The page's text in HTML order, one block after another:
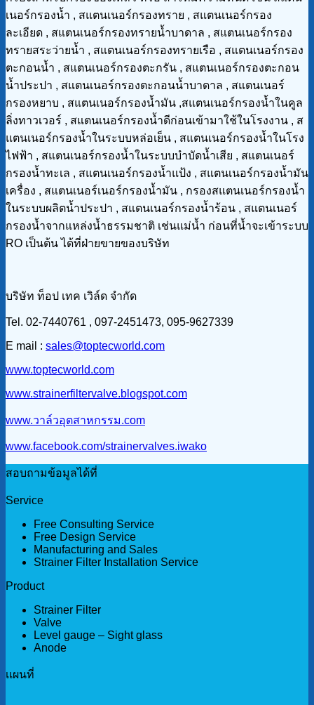
เนอร์กรองน้ำ , สแตนเนอร์กรองทราย , สแตนเนอร์กรอง
ละเอียด , สแตนเนอร์กรองทรายน้ำบาดาล , สแตนเนอร์กรอง
ทรายสระว่ายน้ำ , สแตนเนอร์กรองทรายเรือ , สแตนเนอร์กรอง
ตะกอนน้ำ , สแตนเนอร์กรองตะกรัน , สแตนเนอร์กรองตะกอน
น้ำประปา , สแตนเนอร์กรองตะกอนน้ำบาดาล , สแตนเนอร์
กรองหยาบ , สแตนเนอร์กรองน้ำมัน ,สแตนเนอร์กรองน้ำในคูล
ลิ่งทาวเวอร์ , สแตนเนอร์กรองน้ำดีก่อนเข้ามาใช้ในโรงงาน , ส
แตนเนอร์กรองน้ำในระบบหล่อเย็น , สแตนเนอร์กรองน้ำในโรง
ไฟฟ้า , สแตนเนอร์กรองน้ำในระบบบำบัดน้ำเสีย , สแตนเนอร์
กรองน้ำทะเล , สแตนเนอร์กรองน้ำแป้ง , สแตนเนอร์กรองน้ำมัน
เครื่อง , สแตนเนอร์เนอร์กรองน้ำมัน , กรองสแตนเนอร์กรองน้ำ
ในระบบผลิตน้ำประปา , สแตนเนอร์กรองน้ำร้อน , สแตนเนอร์
กรองน้ำจากแหล่งน้ำธรรมชาติ เช่นแม่น้ำ ก่อนที่น้ำจะเข้าระบบ
RO เป็นต้น ได้ที่ฝ่ายขายของบริษัท
บริษัท ท็อป เทค เวิล์ด จำกัด
Tel. 02-7440761 , 097-2451473, 095-9627339
E mail : sales@toptecworld.com
www.toptecworld.com
www.strainerfiltervalve.blogspot.com
www.วาล์วอุตสาหกรรม.com
www.facebook.com/strainervalves.iwako
สอบถามข้อมูลได้ที่
Service
Free Consulting Service
Free Design Service
Manufacturing and Sales
Strainer Filter Installation Service
Product
Strainer Filter
Valve
Level gauge – Sight glass
Anode
เเผนที่